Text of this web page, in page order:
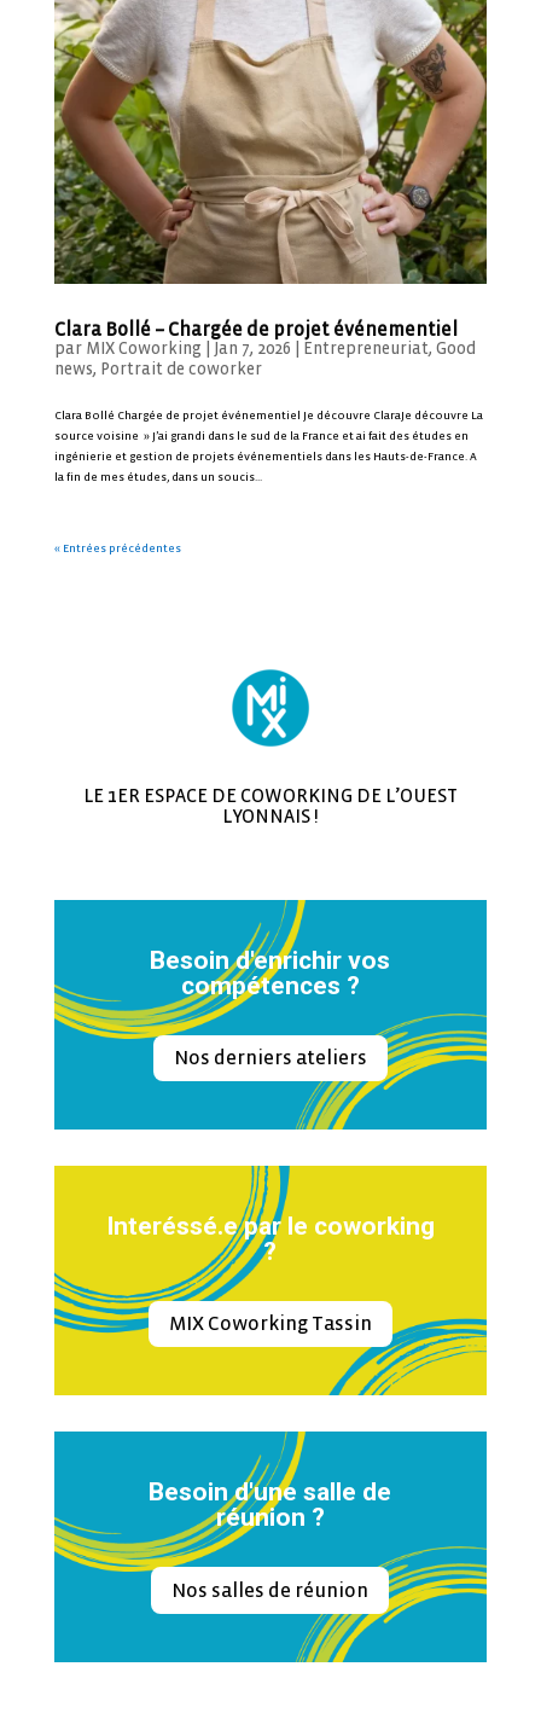
Clara Bollé – Chargée de projet événementiel
par MIX Coworking Jan 7, 2026 Entrepreneuriat, Good
news, Portrait de coworker
Clara Bollé Chargée de projet événementiel Je découvre ClaraJe découvre La
source voisine » J’ai grandi dans le sud de la France et ai fait des études en
ingénierie et gestion de projets événementiels dans les Hauts-de-France. A
la fin de mes études, dans un soucis...
« Entrées précédentes
LE 1ER ESPACE DE COWORKING DE L’OUEST
LYONNAIS !
Besoin d'enrichir vos
compétences ?
Nos derniers ateliers
Interéssé.e par le coworking
?
MIX Coworking Tassin
Besoin d'une salle de
réunion ?
Nos salles de réunion